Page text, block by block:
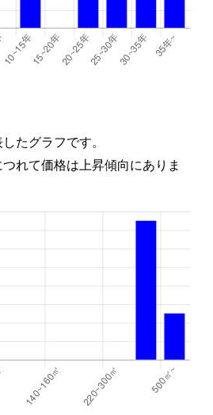
たグラフです。
れて価格は上昇傾向にありま